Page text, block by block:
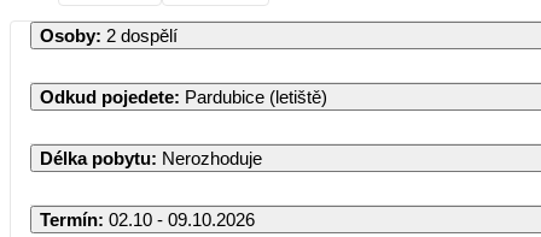
Osoby: 2 dospělí
Odkud pojedete: Pardubice (letiště)
Délka pobytu: Nerozhoduje
Termín: 02.10 - 09.10.2026